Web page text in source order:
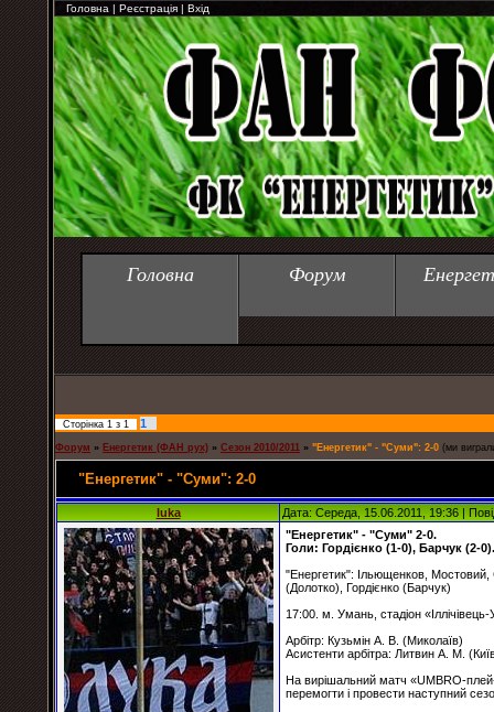
Головна | Реєстрація | Вхід
Головна Форум
Сторінка 1 з 1 1
Форум » Енергетик (ФАН рух) » Сезон 2010/2011 » "Енергетик" - "Суми": 2-0 (ми
"Енергетик" - "Суми": 2-0
luka Дата: Середа, 15.06.2011, 19:36 |
"Енергетик" - "Суми" 2-0.
Голи: Гордієнко (1-0), Барчук (2-0).
"Енергетик": Ільющенков,
(Долотко), Гордієнко (Барчук)
17:00. м. Умань, стадіон
Арбітр: Кузьмін А. В. (Миколаїв)
Асистенти арбітра: Литвин А. М.
На вирішальний матч «UMBRO-
перемогти і провести наступний